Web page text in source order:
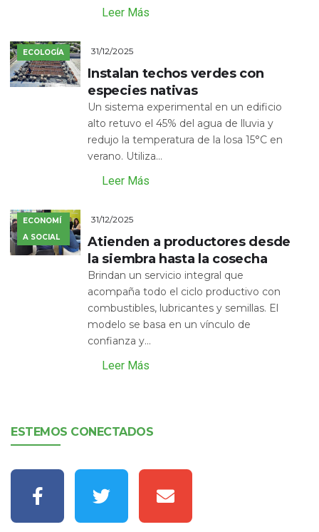
Leer Más
ECOLOGÍA 31/12/2025
Instalan techos verdes con
especies nativas
Un sistema experimental en un edificio
alto retuvo el 45% del agua de lluvia y
redujo la temperatura de la losa 15°C en
verano. Utiliza...
Leer Más
ECONOMÍ
A SOCIAL
31/12/2025
Atienden a productores desde
la siembra hasta la cosecha
Brindan un servicio integral que
acompaña todo el ciclo productivo con
combustibles, lubricantes y semillas. El
modelo se basa en un vínculo de
confianza y...
Leer Más
ESTEMOS CONECTADOS